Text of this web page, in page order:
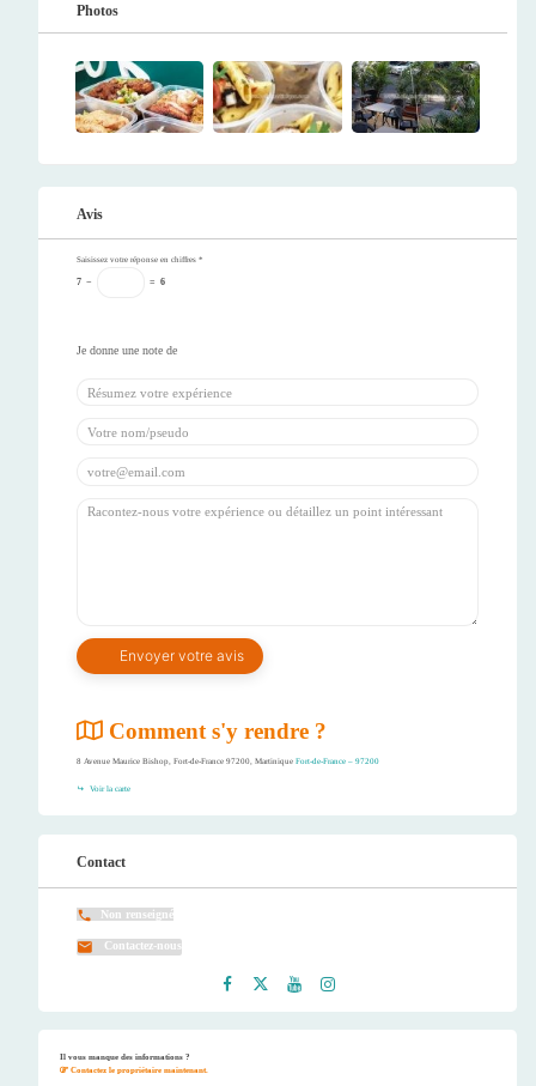
Photos
Avis
Saisissez votre réponse en chiffres *
7 − = 6
Comment s'y rendre ?
8 Avenue Maurice Bishop, Fort-de-France 97200, Martinique Fort-de-France – 97200
Voir la carte
Contact
Non renseigné
Contactez-nous
Il vous manque des informations ?
Contactez le propriétaire maintenant.